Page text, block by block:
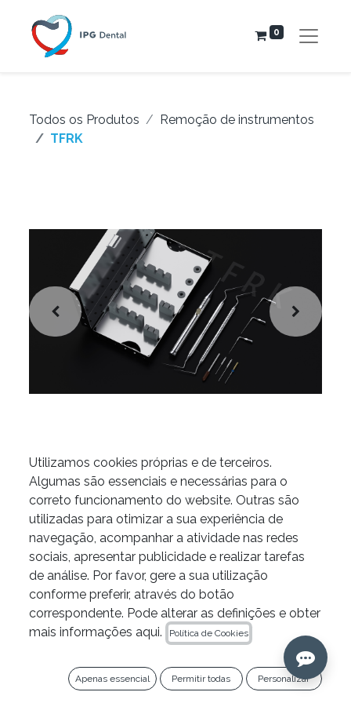
0
Todos os Produtos
Remoção de instrumentos
TFRK
TFRK
811,13€
Ref. TFRK
Añadir al carrito
Copiar ligação
Utilizamos cookies próprias e de terceiros.
Algumas são essenciais e necessárias para o
correto funcionamento do website. Outras são
utilizadas para otimizar a sua experiência de
navegação, acompanhar a atividade nas redes
sociais, apresentar publicidade e realizar tarefas
de análise. Por favor, gere a sua utilização
conforme preferir, através do botão
correspondente. Pode alterar as definições e obter
mais informações aqui.
Política de Cookies
Apenas essencial Permitir todas Personalizar